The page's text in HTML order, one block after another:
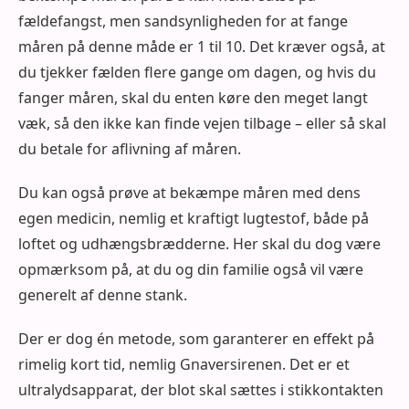
fældefangst, men sandsynligheden for at fange
måren på denne måde er 1 til 10. Det kræver også, at
du tjekker fælden flere gange om dagen, og hvis du
fanger måren, skal du enten køre den meget langt
væk, så den ikke kan finde vejen tilbage – eller så skal
du betale for aflivning af måren.
Du kan også prøve at bekæmpe måren med dens
egen medicin, nemlig et kraftigt lugtestof, både på
loftet og udhængsbrædderne. Her skal du dog være
opmærksom på, at du og din familie også vil være
generelt af denne stank.
Der er dog én metode, som garanterer en effekt på
rimelig kort tid, nemlig Gnaversirenen. Det er et
ultralydsapparat, der blot skal sættes i stikkontakten